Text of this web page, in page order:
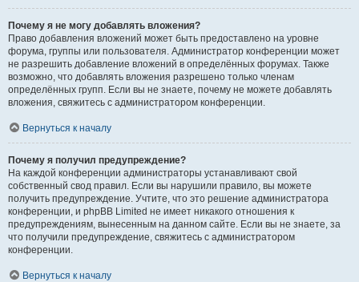
Почему я не могу добавлять вложения?
Право добавления вложений может быть предоставлено на уровне
форума, группы или пользователя. Администратор конференции может
не разрешить добавление вложений в определённых форумах. Также
возможно, что добавлять вложения разрешено только членам
определённых групп. Если вы не знаете, почему не можете добавлять
вложения, свяжитесь с администратором конференции.
Вернуться к началу
Почему я получил предупреждение?
На каждой конференции администраторы устанавливают свой
собственный свод правил. Если вы нарушили правило, вы можете
получить предупреждение. Учтите, что это решение администратора
конференции, и phpBB Limited не имеет никакого отношения к
предупреждениям, вынесенным на данном сайте. Если вы не знаете, за
что получили предупреждение, свяжитесь с администратором
конференции.
Вернуться к началу